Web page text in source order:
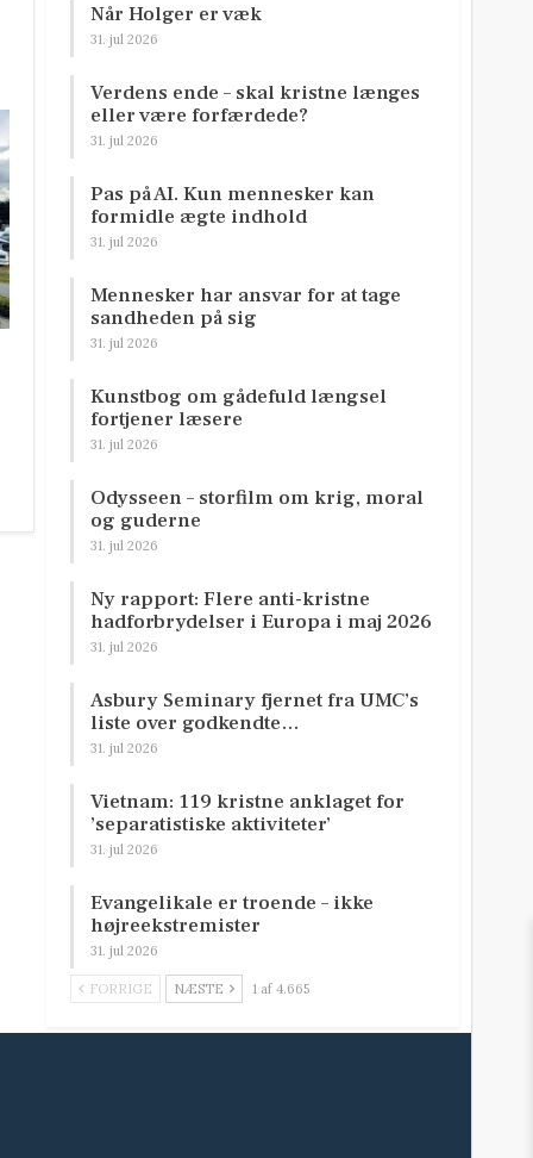
Når Holger er væk
31. jul 2026
Verdens ende – skal kristne længes
eller være forfærdede?
31. jul 2026
Pas på AI. Kun mennesker kan
formidle ægte indhold
31. jul 2026
Mennesker har ansvar for at tage
sandheden på sig
31. jul 2026
Kunstbog om gådefuld længsel
fortjener læsere
31. jul 2026
Odysseen – storfilm om krig, moral
og guderne
31. jul 2026
Ny rapport: Flere anti-kristne
hadforbrydelser i Europa i maj 2026
31. jul 2026
Asbury Seminary fjernet fra UMC’s
liste over godkendte…
31. jul 2026
Vietnam: 119 kristne anklaget for
’separatistiske aktiviteter’
31. jul 2026
Evangelikale er troende – ikke
højreekstremister
31. jul 2026
FORRIGE NÆSTE 1 af 4.665